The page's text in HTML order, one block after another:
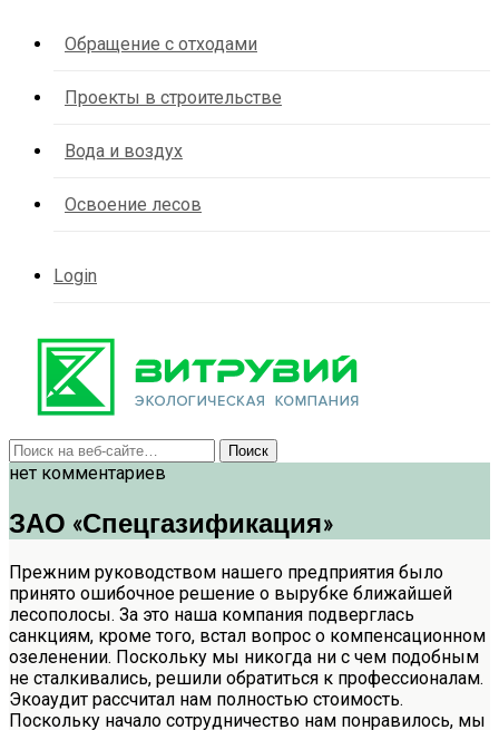
Обращение с отходами
Проекты в строительстве
Вода и воздух
Освоение лесов
Login
нет комментариев
ЗАО «Спецгазификация»
Прежним руководством нашего предприятия было
принято ошибочное решение о вырубке ближайшей
лесополосы. За это наша компания подверглась
санкциям, кроме того, встал вопрос о компенсационном
озеленении. Поскольку мы никогда ни с чем подобным
не сталкивались, решили обратиться к профессионалам.
Экоаудит рассчитал нам полностью стоимость.
Поскольку начало сотрудничество нам понравилось, мы